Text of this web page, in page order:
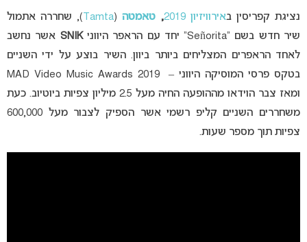
נציגת קפריסין באירוויזיון 2019 , טאמטה (
Tamta ), שחררה אתמול
שיר חדש בשם “Señorita” יחד עם הראפר היווני
SNIK אשר נחשב
לאחד הראפרים המצליחים ביותר ביוון. השיר בוצע על ידי השניים
בטקס פרסי המוסיקה היווני – MAD Video Music Awards 2019
ומאז צבר הוידאו מההופעה החיה מעל 2.5 מיליון צפיות ביוטיוב. כעת
משחררים השניים קליפ רשמי אשר הספיק לצבור מעל 600,000
צפיות תוך מספר שעות.